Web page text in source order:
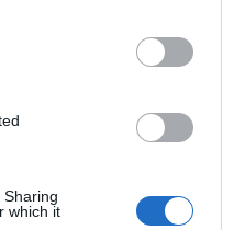
which it
της